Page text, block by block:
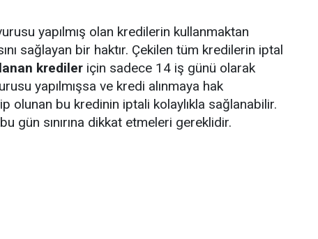
yapılmış olan kredilerin kullanmaktan
sağlayan bir haktır. Çekilen tüm kredilerin iptal
krediler için sadece 14 iş günü olarak
yapılmışsa ve kredi alınmaya hak
olunan bu kredinin iptali kolaylıkla sağlanabilir.
gün sınırına dikkat etmeleri gereklidir.